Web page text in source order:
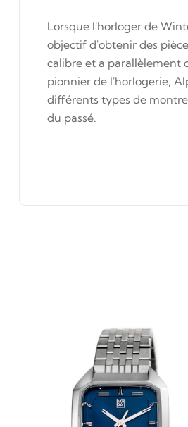
Lorsque l'horloger de
objectif d'obtenir des
calibre et a parallèlement
pionnier de l'horlogerie,
différents types de
du passé.